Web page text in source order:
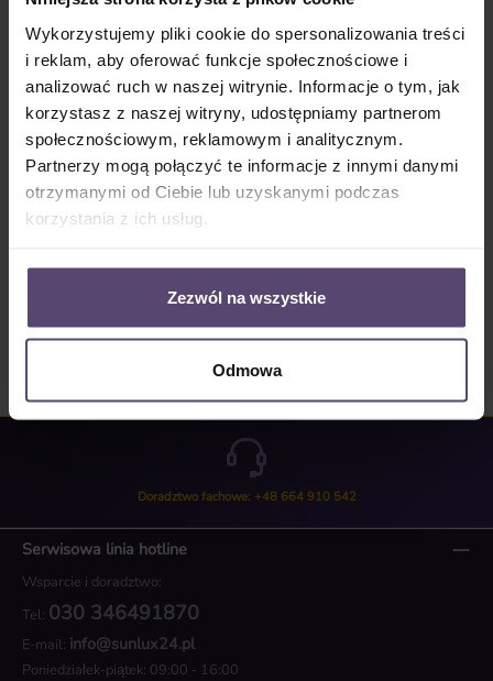
Wykorzystujemy pliki cookie do spersonalizowania treści
i reklam, aby oferować funkcje społecznościowe i
analizować ruch w naszej witrynie. Informacje o tym, jak
korzystasz z naszej witryny, udostępniamy partnerom
społecznościowym, reklamowym i analitycznym.
Partnerzy mogą połączyć te informacje z innymi danymi
otrzymanymi od Ciebie lub uzyskanymi podczas
korzystania z ich usług.
Zezwól na wszystkie
Odmowa
Ilość produktu: Wprowadź żądaną ilość lub użyj przycisków, aby zwiększyć lub
Do koszyka
Numer produktu:MU_PB_B0056_PG3
Opis
Doradztwo fachowe: +48 664 910 542
Serwisowa linia hotline
Wsparcie i doradztwo:
Tel: 030 346491870
E-mail: info@sunlux24.pl
Poniedziałek-piątek: 09:00 - 16:00